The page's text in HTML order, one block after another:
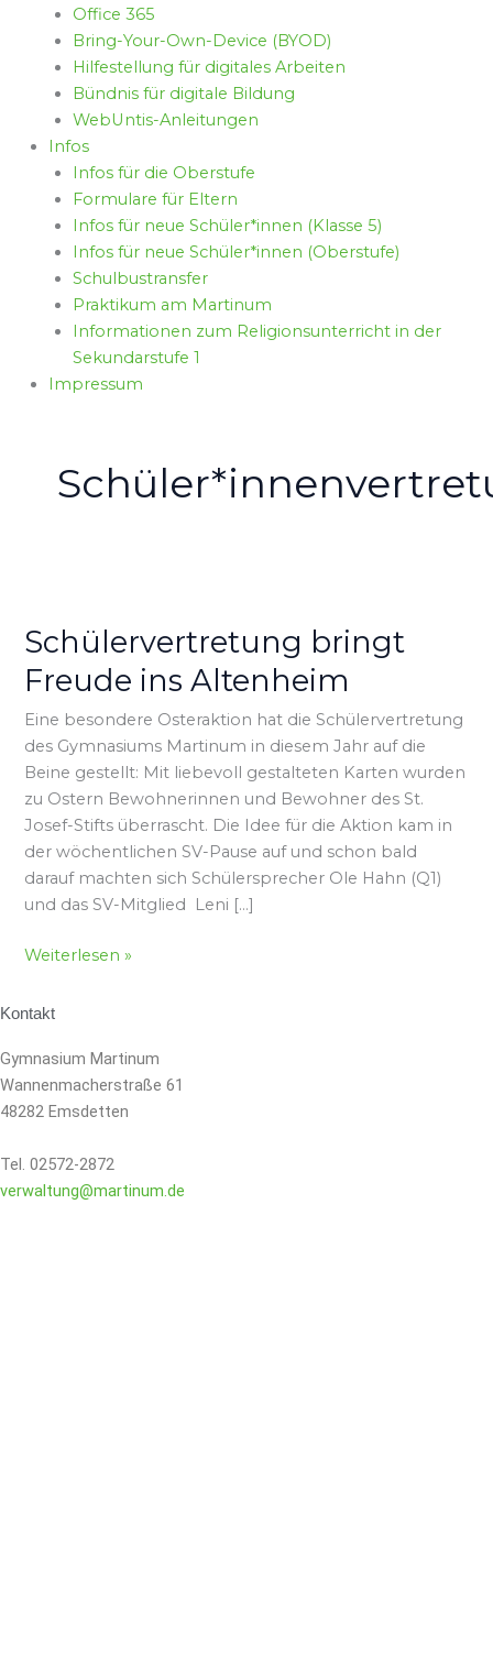
Office 365
Bring-Your-Own-Device (BYOD)
Hilfestellung für digitales Arbeiten
Bündnis für digitale Bildung
WebUntis-Anleitungen
Infos
Infos für die Oberstufe
Formulare für Eltern
Infos für neue Schüler*innen (Klasse 5)
Infos für neue Schüler*innen (Oberstufe)
Schulbustransfer
Praktikum am Martinum
Informationen zum Religionsunterricht in der
Sekundarstufe 1
Impressum
Schülervertretung bringt
Freude ins Altenheim
Eine besondere Osteraktion hat die Schülervertretung
des Gymnasiums Martinum in diesem Jahr auf die
Beine gestellt: Mit liebevoll gestalteten Karten wurden
zu Ostern Bewohnerinnen und Bewohner des St.
Josef-Stifts überrascht. Die Idee für die Aktion kam in
der wöchentlichen SV-Pause auf und schon bald
darauf machten sich Schülersprecher Ole Hahn (Q1)
und das SV-Mitglied Leni […]
Freude
Altenheim
Weiterlesen »
Kontakt
Gymnasium Martinum
Wannenmacherstraße 61
48282 Emsdetten
Tel. 02572-2872
verwaltung@martinum.de